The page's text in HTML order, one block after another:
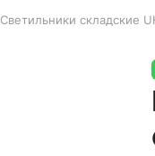
Светильники складские